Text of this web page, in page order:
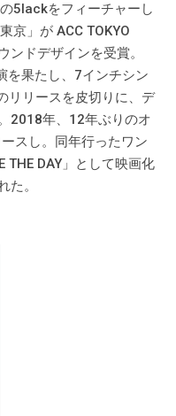
5lackをフィーチャーし
京」が ACC TOKYO
ンドデザインを受賞。
を果たし、7インチシン
リリースを皮切りに、デ
2018年、12年ぶりのオ
スし。同年行ったワン
THE DAY」として映画化
た。